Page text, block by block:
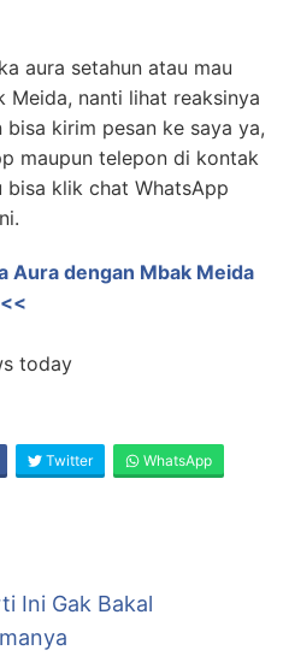
aura setahun atau mau
Meida, nanti lihat reaksinya
kirim pesan ke saya ya,
maupun telepon di kontak
klik chat WhatsApp
Aura dengan Mbak Meida
<<
today
Twitter WhatsApp
Ini Gak Bakal